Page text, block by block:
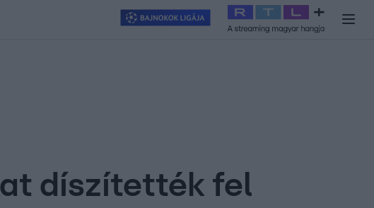
Exek csatája 2026 Celeb vagyok, ments ki innen
díszítették fel